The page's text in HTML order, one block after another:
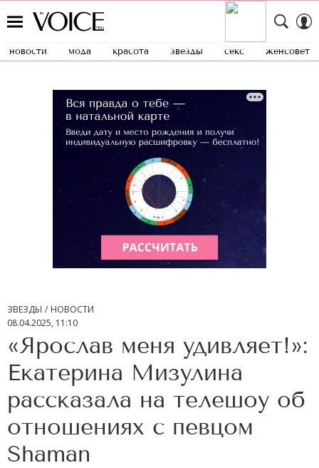
новости мода красота звезды секс женсовет
ЗВЕЗДЫ
НОВОСТИ
08.04.2025, 11:10
«Ярослав меня удивляет!»:
Екатерина Мизулина
рассказала на телешоу об
отношениях с певцом
Shaman